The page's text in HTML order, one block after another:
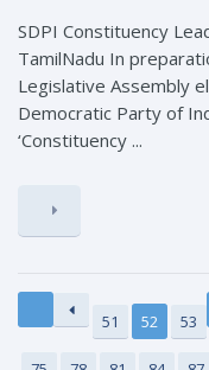
SDPI Constituency
TamilNadu In
Legislative Assembly
Democratic Party of
‘Constituency ...
51 52 53